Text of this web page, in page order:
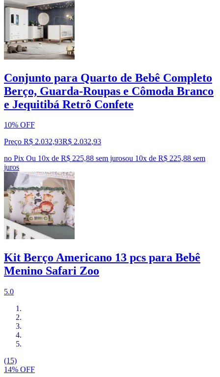
Conjunto para Quarto de Bebê Completo
Berço, Guarda-Roupas e Cômoda Branco
e Jequitibá Retrô Confete
10% OFF
Preço R$ 2.032,93R$ 2.032,93
no Pix Ou 10x de R$ 225,88 sem jurosou 10x de R$ 225,88 sem
juros
Kit Berço Americano 13 pcs para Bebê
Menino Safari Zoo
5.0
(15)
14% OFF